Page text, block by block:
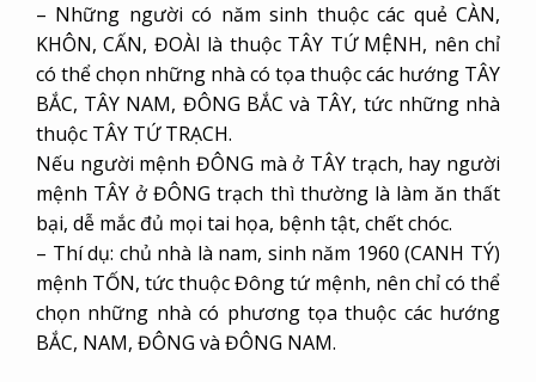
– Những người có năm sinh thuộc các quẻ CÀN,
KHÔN, CẤN, ĐOÀI là thuộc TÂY TỨ MỆNH, nên chỉ
có thể chọn những nhà có tọa thuộc các hướng TÂY
BẮC, TÂY NAM, ĐÔNG BẮC và TÂY, tức những nhà
thuộc TÂY TỨ TRẠCH.
Nếu người mệnh ĐÔNG mà ở TÂY trạch, hay người
mệnh TÂY ở ĐÔNG trạch thì thường là làm ăn thất
bại, dễ mắc đủ mọi tai họa, bệnh tật, chết chóc.
– Thí dụ: chủ nhà là nam, sinh năm 1960 (CANH TÝ)
mệnh TỐN, tức thuộc Đông tứ mệnh, nên chỉ có thể
chọn những nhà có phương tọa thuộc các hướng
BẮC, NAM, ĐÔNG và ĐÔNG NAM.